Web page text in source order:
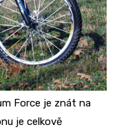
Force je znát na
je celkově